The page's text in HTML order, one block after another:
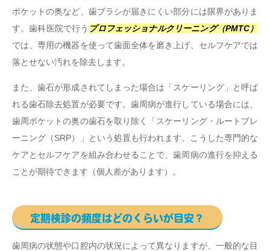
ポケットの奥など、歯ブラシが届きにくい部分には限界がありま
す。歯科医院で行う プロフェッショナルクリーニング（PMTC）
では、専用の機器を使って歯面全体を磨き上げ、セルフケアでは
落とせない汚れを除去します。
また、歯石が形成されてしまった場合は「スケーリング」と呼ば
れる歯石除去処置が必要です。歯周病が進行している場合には、
歯周ポケットの奥の歯石を取り除く「スケーリング・ルートプレ
ーニング（SRP）」という処置も行われます。こうした専門的な
ケアとセルフケアを組み合わせることで、歯周病の進行を抑える
ことが期待できます（個人差があります）。
定期検診の頻度はどのくらいが目安？
歯周病の状態や口腔内の状況によって異なりますが、一般的な目